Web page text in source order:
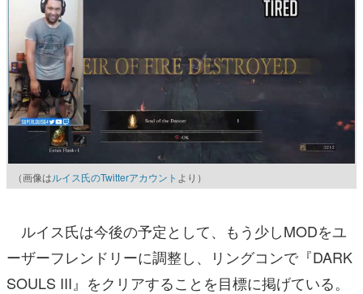
（画像はルイス氏のTwitterアカウント より）
ルイス氏は今後の予定として、もう少しMODをユ
ーザーフレンドリーに調整し、リングコンで『DARK
SOULS III』をクリアすることを目標に掲げている。